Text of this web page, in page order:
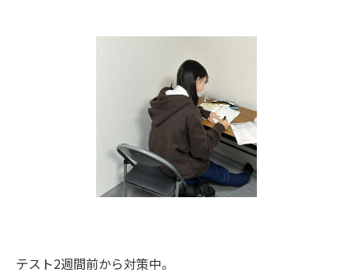
テスト2週間前から対策中。